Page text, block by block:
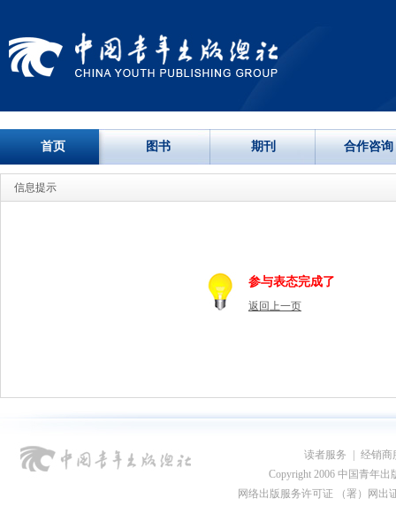
首页 图书 期刊 合作咨询
信息提示
参与表态完成了
返回上一页
读者服务
经销商
Copyright 2006 中国青年出
网络出版服务许可证 （署）网出